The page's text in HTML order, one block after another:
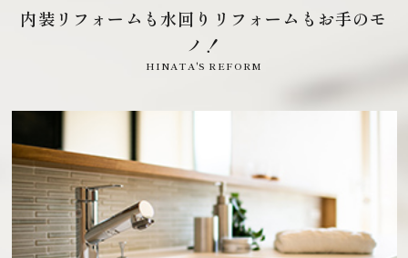
内装リフォームも水回りリフォームもお手のモ
ノ！
HINATA'S REFORM